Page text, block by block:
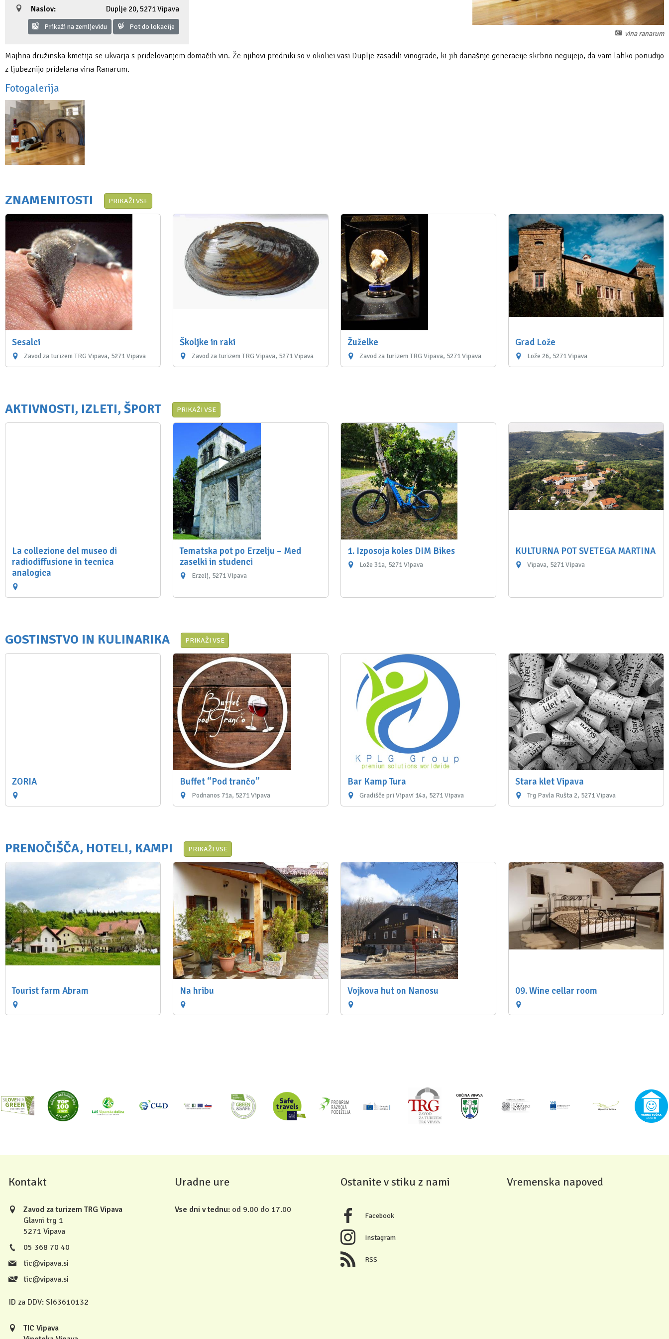
vina ranarum
Naslov:
Duplje 20, 5271 Vipava
Prikaži na zemljevidu Pot do lokacije
Majhna družinska kmetija se ukvarja s pridelovanjem domačih vin. Že njihovi predniki so v okolici vasi Duplje zasadili vinograde, ki jih današnje generacije skrbno negujejo, da vam lahko ponudijo
z ljubeznijo pridelana vina Ranarum.
Fotogalerija
ZNAMENITOSTI PRIKAŽI VSE
Sesalci
Zavod za turizem TRG Vipava, 5271 Vipava
Školjke in raki
Zavod za turizem TRG Vipava, 5271 Vipava
Žuželke
Zavod za turizem TRG Vipava, 5271 Vipava
Grad Lože
Lože 26, 5271 Vipava
AKTIVNOSTI, IZLETI, ŠPORT PRIKAŽI VSE
La collezione del museo di
radiodiffusione in tecnica
analogica
Tematska pot po Erzelju – Med
zaselki in studenci
Erzelj, 5271 Vipava
1. Izposoja koles DIM Bikes
Lože 31a, 5271 Vipava
KULTURNA POT SVETEGA MARTINA
Vipava, 5271 Vipava
GOSTINSTVO IN KULINARIKA PRIKAŽI VSE
ZORIA Buffet “Pod trančo”
Podnanos 71a, 5271 Vipava
Bar Kamp Tura
Gradišče pri Vipavi 14a, 5271 Vipava
Stara klet Vipava
Trg Pavla Rušta 2, 5271 Vipava
PRENOČIŠČA, HOTELI, KAMPI PRIKAŽI VSE
Tourist farm Abram Na hribu Vojkova hut on Nanosu 09. Wine cellar room
Kontakt
Zavod za turizem TRG Vipava
Glavni trg 1
5271 Vipava
05 368 70 40
tic@vipava.si
tic@vipava.si
ID za DDV: SI63610132
TIC Vipava
Uradne ure
Vse dni v tednu: od 9.00 do 17.00
Ostanite v stiku z nami
Facebook
Instagram
RSS
Vremenska napoved
Fotogalerija
Ideja za izlet
Raziskuj Vipavo s pomočjo vitezov Vipavskih
Pomembni kontakti
Publikacije
Projekti
Poslovne strani
Zelena Vipava